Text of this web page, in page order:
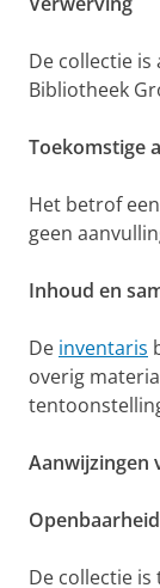
De collectie
Bibliotheek
Toekomstige
Het betrof
geen
Inhoud en
De inventaris
overig
Aanwijzingen
De collectie